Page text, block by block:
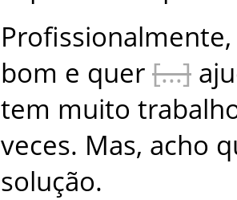
Profissionalmente,
bom e quer
tem muito
veces. Mas, acho
solução.